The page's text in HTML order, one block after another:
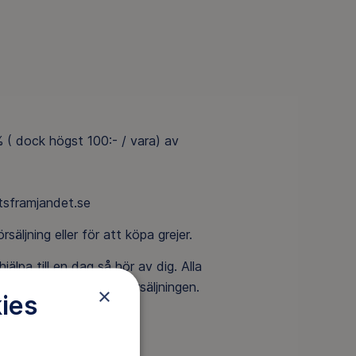
( dock högst 100:- / vara) av
eller för att köpa grejer.
till en dag så hör av dig. Alla
före medlemsförsäljningen.
×